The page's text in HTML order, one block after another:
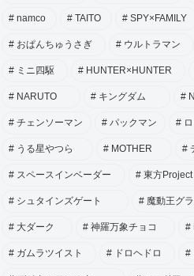
namco TAITO SPY×FAMILY
おぱんちゅうさぎ ウルトラマン
ミニ四駆 HUNTER×HUNTER
NARUTO キングダム
チェンソーマン パックマン
うる星やつら MOTHER
スペースインベーダー 東方Project
シュタインズゲート 魔動王グ
大ダーク 神羅万象チョコ
ガムラツイスト ドロヘドロ